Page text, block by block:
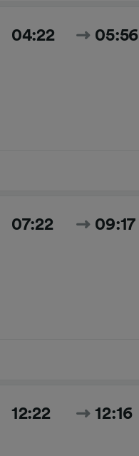
04:22 05:56
07:22 09:17
12:22 12:16